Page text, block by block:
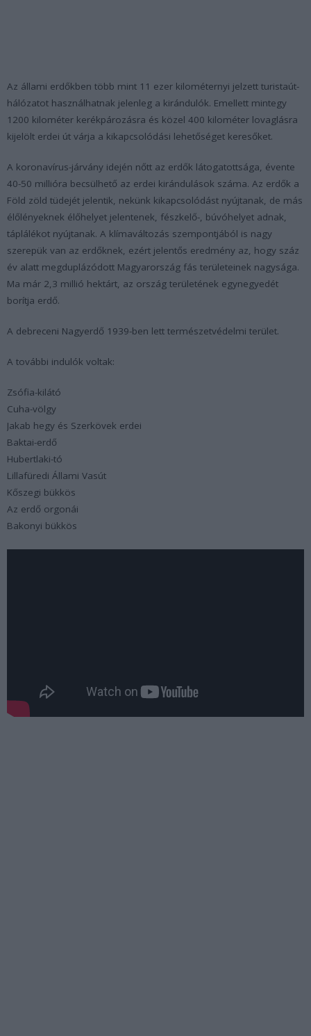
Az állami erdőkben több mint 11 ezer kilométernyi jelzett turistaút-
hálózatot használhatnak jelenleg a kirándulók. Emellett mintegy
1200 kilométer kerékpározásra és közel 400 kilométer lovaglásra
kijelölt erdei út várja a kikapcsolódási lehetőséget keresőket.
A koronavírus-járvány idején nőtt az erdők látogatottsága, évente
40-50 millióra becsülhető az erdei kirándulások száma. Az erdők a
Föld zöld tüdejét jelentik, nekünk kikapcsolódást nyújtanak, de más
élőlényeknek élőhelyet jelentenek, fészkelő-, búvóhelyet adnak,
táplálékot nyújtanak. A klímaváltozás szempontjából is nagy
szerepük van az erdőknek, ezért jelentős eredmény az, hogy száz
év alatt megduplázódott Magyarország fás területeinek nagysága.
Ma már 2,3 millió hektárt, az ország területének egynegyedét
borítja erdő.
A debreceni Nagyerdő 1939-ben lett természetvédelmi terület.
A további indulók voltak:
Zsófia-kilátó
Cuha-völgy
Jakab hegy és Szerkövek erdei
Baktai-erdő
Hubertlaki-tó
Lillafüredi Állami Vasút
Kőszegi bükkös
Az erdő orgonái
Bakonyi bükkös